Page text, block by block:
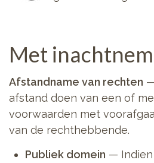
Met
Afstandname van rechten
afstand doen van een of
voorwaarden met
van de rechthebbende.
Publiek domein —